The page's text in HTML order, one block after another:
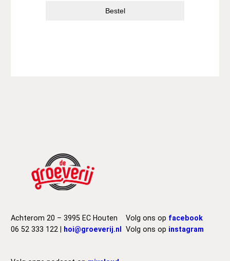
Bestel
Achterom 20 – 3995 EC Houten
06 52 333 122 |
hoi@groeverij.nl
Volg ons op facebook
Volg ons op instagram